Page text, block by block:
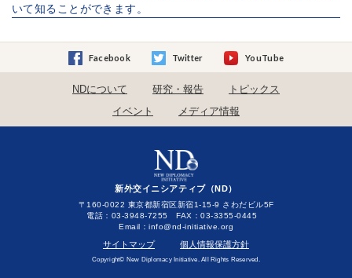
いて知ることができます。
Facebook Twitter YouTube
NDについて 研究・報告
トピックス
イベント
メディア情報
新外交イニシアティブ（ND）
〒160-0022 東京都新宿区新宿1-15-9 さわだビル5F
電話：03-3948-7255 FAX：03-3355-0445
Email：
サイトマップ 個人情報保護方針
Copyright© New Diplomacy Initiative. All Rights Reserved.